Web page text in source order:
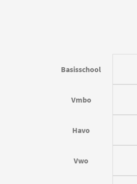
Basisschool
Vmbo
Havo
Vwo